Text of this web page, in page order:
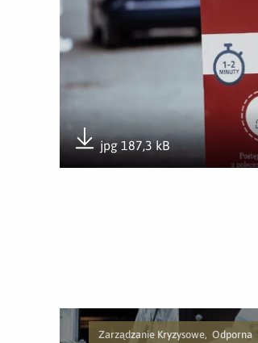
jpg 187,3 kB
Pobierz załącznik
Zarządzanie Kryzysowe, Odporna